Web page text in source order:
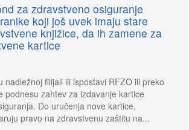
za zdravstveno osiguranje
koji još uvek imaju stare
knjižice, da ih zamene za
kartice
nadležnoj filijali ili ispostavi RFZO ili preko
podnesu zahtev za izdavanje kartice
Do uručenja nove kartice,
pravo na zdravstvenu zaštitu na...